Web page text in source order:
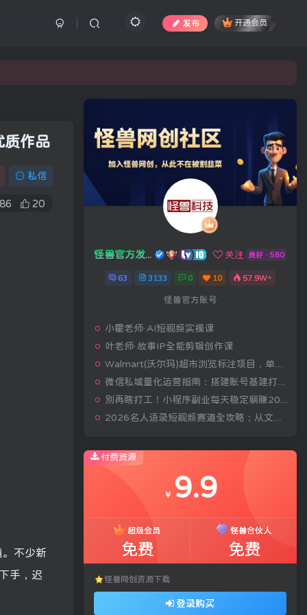
发布 开通会员
质作品
私信
86 20
不少新
手，迟
关注 良好 · 580
63 3133 0 10 57.9W+
怪兽官方账号
小霍老师·AI短视频实操课
叶老师·故事IP全能剪辑创作课
付费资源
￥ 9.9
超级会员
免费
怪兽合伙人
免费
怪兽网创资源下载
登录购买